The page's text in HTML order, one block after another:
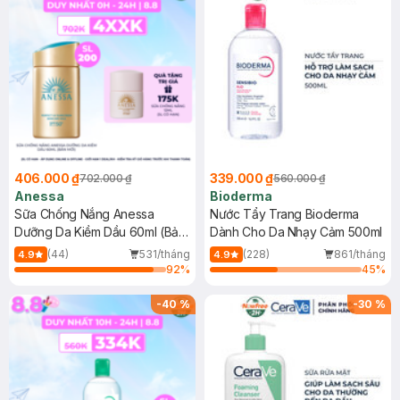
406.000 ₫702.000 ₫
Anessa
Sữa Chống Nắng Anessa
Dưỡng Da Kiềm Dầu 60ml (Bản
Mới)
4.9 (44)
531/tháng
92%
339.000 ₫560.000 ₫
Bioderma
Nước Tẩy Trang Bioderma
Dành Cho Da Nhạy Cảm 500ml
4.9 (228)
861/tháng
45%
-40% -30 %